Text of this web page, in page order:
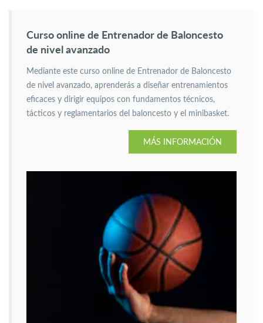
Curso online de Entrenador de Baloncesto
de nivel avanzado
Mediante este curso online de Entrenador de Baloncesto
de nivel avanzado, aprenderás a diseñar entrenamientos
eficaces y dirigir equipos con fundamentos técnicos,
tácticos y reglamentarios del baloncesto y el minibasket.
MÁS INFORMACIÓN